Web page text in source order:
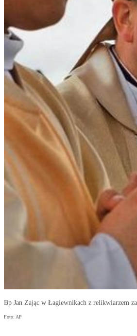
Bp Jan Zając w Łagiewnikach z relikwiarzem
Foto: AP